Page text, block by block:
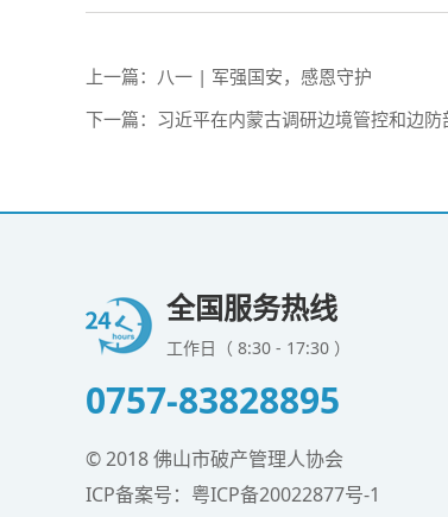
上一篇： 八一 | 军强国安，感恩守护
下一篇： 习近平在内蒙古调研边境管控和边
全国服务热线
工作日（ 8:30 - 17:30 ）
0757-83828895
© 2018 佛山市破产管理人协会
ICP备案号： 粤ICP备20022877号-1